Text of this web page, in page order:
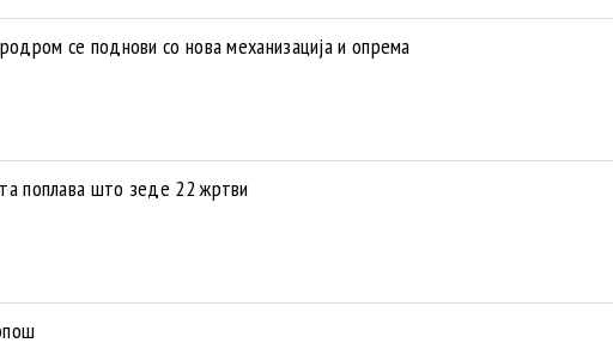
се поднови со нова механизација и опрема
поплава што зеде 22 жртви